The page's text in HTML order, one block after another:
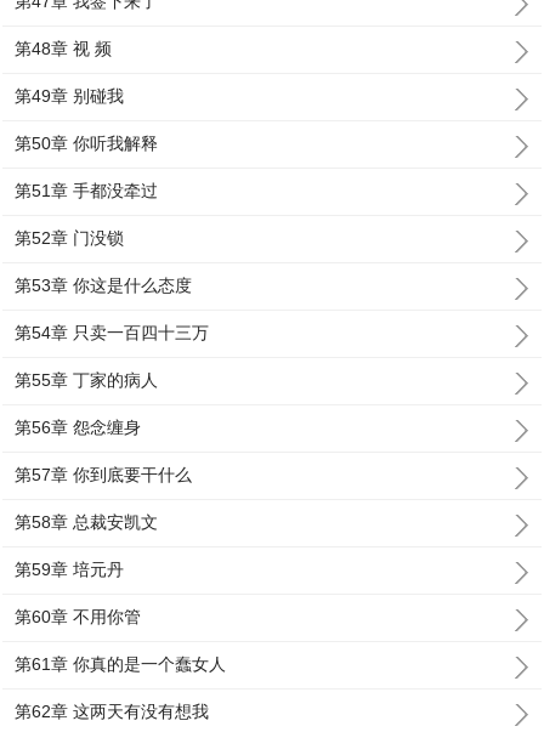
第48章 视 频
第49章 别碰我
第50章 你听我解释
第51章 手都没牵过
第52章 门没锁
第53章 你这是什么态度
第54章 只卖一百四十三万
第55章 丁家的病人
第56章 怨念缠身
第57章 你到底要干什么
第58章 总裁安凯文
第59章 培元丹
第60章 不用你管
第61章 你真的是一个蠢女人
第62章 这两天有没有想我